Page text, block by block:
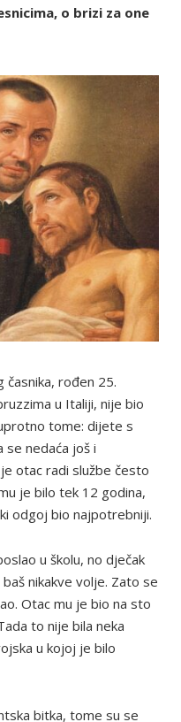
o brizi za one
časnika, rođen 25.
u Italiji, nije bio
tome: dijete s
se nedaća još i
otac radi službe često
je bilo tek 12 godina,
odgoj bio najpotrebniji.
u školu, no dječak
nikakve volje. Zato se
Otac mu je bio na sto
to nije bila neka
u kojoj je bilo
bitka, tome su se